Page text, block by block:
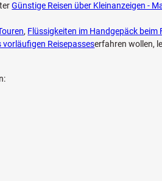
Günstige Reisen über Kleinanzeigen -
, Flüssigkeiten im Handgepäck beim
Reisepasseserfahren wollen,